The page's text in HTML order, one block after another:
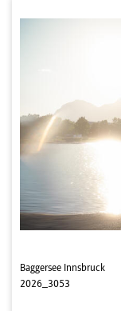
Baggersee Innsbruck
2026_3053